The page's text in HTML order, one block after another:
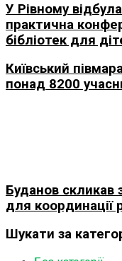
У Рівному
практична
бібліотек для
Київський
понад 8200
Буданов скликав
для координації
Шукати за